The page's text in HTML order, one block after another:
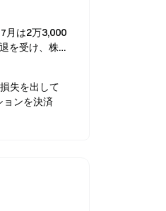
月は2万3,000
を受け、株式
失を出して
ョンを決済